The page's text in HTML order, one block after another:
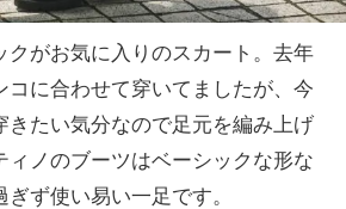
クがお気に入りのスカート。去年
コに合わせて穿いてましたが、今
きたい気分なので足元を編み上げ
ィノのブーツはベーシックな形な
ず使い易い一足です。